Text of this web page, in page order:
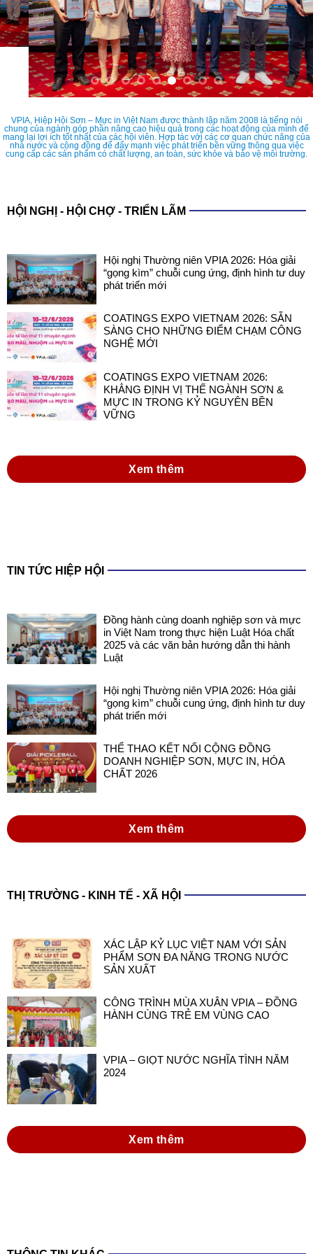
VPIA, Hiệp Hội Sơn – Mực in Việt Nam được thành lập năm 2008 là tiếng nói
chung của ngành góp phần nâng cao hiệu quả trong các hoạt động của mình để
mang lại lợi ích tốt nhất của các hội viên. Hợp tác với các cơ quan chức năng của
nhà nước và cộng đồng để đẩy mạnh việc phát triển bền vững thông qua việc
cung cấp các sản phẩm có chất lượng, an toàn, sức khỏe và bảo vệ môi trường.
HỘI NGHỊ - HỘI CHỢ - TRIỂN LÃM
Hội nghị Thường niên VPIA 2026: Hóa giải
“gọng kìm” chuỗi cung ứng, định hình tư duy
phát triển mới
COATINGS EXPO VIETNAM 2026: SẴN
SÀNG CHO NHỮNG ĐIỂM CHẠM CÔNG
NGHỆ MỚI
COATINGS EXPO VIETNAM 2026:
KHẲNG ĐỊNH VỊ THẾ NGÀNH SƠN &
MỰC IN TRONG KỶ NGUYÊN BỀN
VỮNG
Xem thêm
TIN TỨC HIỆP HỘI
Đồng hành cùng doanh nghiệp sơn và mực
in Việt Nam trong thực hiện Luật Hóa chất
2025 và các văn bản hướng dẫn thi hành
Luật
Hội nghị Thường niên VPIA 2026: Hóa giải
“gọng kìm” chuỗi cung ứng, định hình tư duy
phát triển mới
THỂ THAO KẾT NỐI CỘNG ĐỒNG
DOANH NGHIỆP SƠN, MỰC IN, HÓA
CHẤT 2026
Xem thêm
THỊ TRƯỜNG - KINH TẾ - XÃ HỘI
XÁC LẬP KỶ LỤC VIỆT NAM VỚI SẢN
PHẨM SƠN ĐA NĂNG TRONG NƯỚC
SẢN XUẤT
CÔNG TRÌNH MÙA XUÂN VPIA – ĐỒNG
HÀNH CÙNG TRẺ EM VÙNG CAO
VPIA – GIỌT NƯỚC NGHĨA TÌNH NĂM
2024
Xem thêm